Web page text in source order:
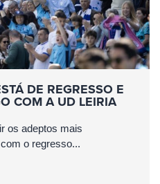
DE REGRESSO E
COM A UD LEIRIA
os adeptos mais
o regresso...